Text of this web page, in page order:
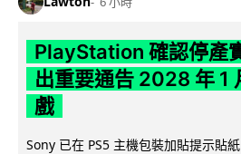
PlayStation 確認停產
出重要通告 2028 年 1
戲
Sony 已在 PS5 主機包裝加貼提示貼